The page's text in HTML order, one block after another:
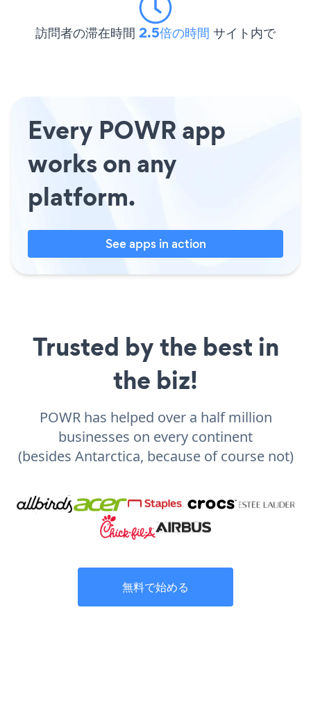
訪問者の滞在時間 2.5倍の時間 サイト内で
Every POWR app
works on any
platform.
See apps in action
Trusted by the best in
the biz!
POWR has helped over a half million
businesses on every continent
(besides Antarctica, because of course not)
無料で始める